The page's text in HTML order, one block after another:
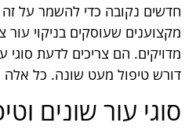
חדשים נקובה כדי להשמר על זה
מקצוענים שעוסקים בניקוי עור
מדויקים. הם צריכים לדעת סוגי
דורש טיפול מעט שונה. כל אלה
סוגי עור שונים